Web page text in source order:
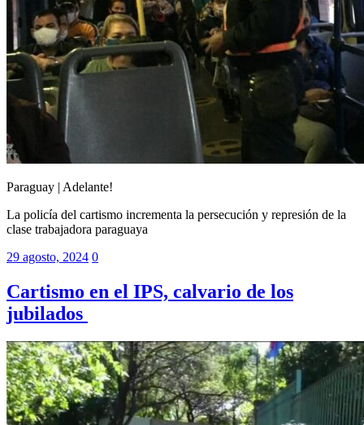
Paraguay | Adelante!
La policía del cartismo incrementa la persecución y represión de la
clase trabajadora paraguaya
29 agosto, 2024 0
Cartismo en el IPS, calvario de los
jubilados